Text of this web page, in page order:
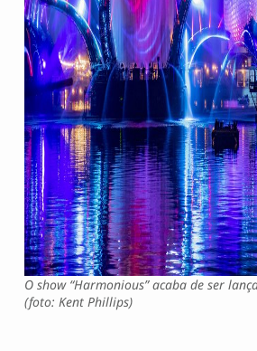
O show “Harmonious” acaba de ser
(foto: Kent Phillips)